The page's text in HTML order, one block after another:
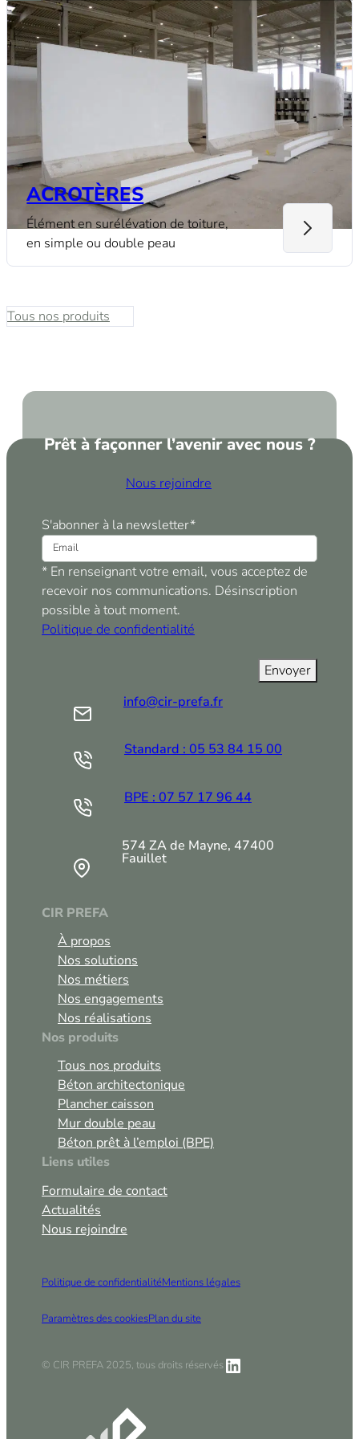
ACROTÈRES
Élément en surélévation de toiture,
en simple ou double peau
Tous nos produits
Prêt à façonner l’avenir avec nous ?
Nous rejoindre
S'abonner à la newsletter*
* En renseignant votre email, vous acceptez de
recevoir nos communications. Désinscription
possible à tout moment.
Politique de confidentialité
info@cir-prefa.fr
Standard : 05 53 84 15 00
BPE : 07 57 17 96 44
574 ZA de Mayne, 47400
Fauillet
CIR PREFA
À propos
Nos solutions
Nos métiers
Nos engagements
Nos réalisations
Nos produits
Tous nos produits
Béton architectonique
Plancher caisson
Mur double peau
Béton prêt à l’emploi (BPE)
Liens utiles
Formulaire de contact
Actualités
Nous rejoindre
Politique de confidentialitéMentions légales
Paramètres des cookiesPlan du site
© CIR PREFA 2025, tous droits réservésLinkedIn